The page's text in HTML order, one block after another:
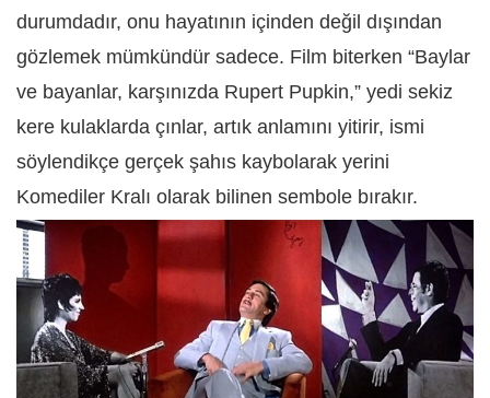
durumdadır, onu hayatının içinden değil dışından
gözlemek mümkündür sadece. Film biterken “Baylar
ve bayanlar, karşınızda Rupert Pupkin,” yedi sekiz
kere kulaklarda çınlar, artık anlamını yitirir, ismi
söylendikçe gerçek şahıs kaybolarak yerini
Komediler Kralı olarak bilinen sembole bırakır.